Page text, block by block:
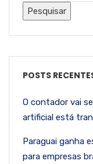
POSTS
O contador vai
artificial está
Paraguai ganha
para empresas